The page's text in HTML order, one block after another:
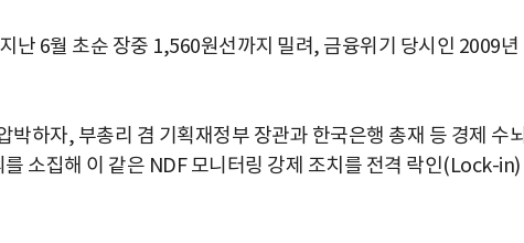
난 6월 초순 장중 1,560원선까지 밀려, 금융위기 당시인 2009년
하자, 부총리 겸 기획재정부 장관과 한국은행 총재 등 경제 수뇌
소집해 이 같은 NDF 모니터링 강제 조치를 전격 락인(Lock-in)